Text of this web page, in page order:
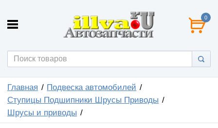
0
Главная
Подвеска автомобилей
Ступицы Подшипники Шрусы Приводы
Шрусы и приводы